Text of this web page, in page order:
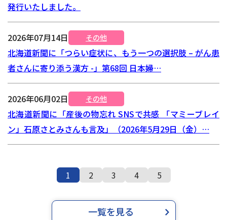
発行いたしました。
2026年07月14日 その他
北海道新聞に「つらい症状に、もう一つの選択肢 – がん患
者さんに寄り添う漢方 -」第68回 日本婦…
2026年06月02日 その他
北海道新聞に「産後の物忘れ SNSで共感 「マミーブレイ
ン」石原さとみさんも言及」（2026年5月29日（金）…
1 2 3 4 5
一覧を見る